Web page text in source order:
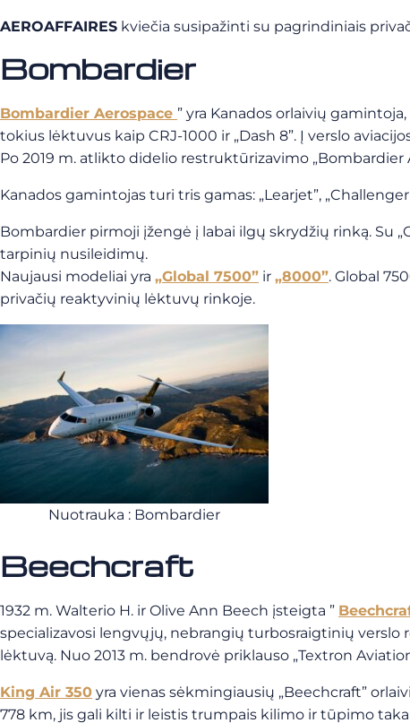
AEROAFFAIRES kviečia susipažinti su pagrindiniais
Bombardier
Bombardier Aerospace ” yra Kanados orlaivių
tokius lėktuvus kaip CRJ-1000 ir „Dash 8”. Į verslo
Po 2019 m. atlikto didelio restruktūrizavimo
Kanados gamintojas turi tris gamas: „Learjet”,
Bombardier pirmoji įžengė į labai ilgų skrydžių rinką. Su
tarpinių nusileidimų.
Naujausi modeliai yra „Global 7500” ir „8000”. Global
privačių reaktyvinių lėktuvų rinkoje.
Nuotrauka : Bombardier
Beechcraft
1932 m. Walterio H. ir Olive Ann Beech įsteigta ”
specializavosi lengvųjų, nebrangių turbosraigtinių
lėktuvą. Nuo 2013 m. bendrovė priklauso „Textron
King Air 350 yra vienas sėkmingiausių „Beechcraft”
778 km, jis gali kilti ir leistis trumpais kilimo ir tūpimo